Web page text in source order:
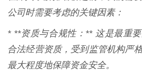
公司时需要考虑的关键因素：
* **资质与合规性：** 这是最重
合法经营资质，受到监管机构严
最大程度地保障资金安全。